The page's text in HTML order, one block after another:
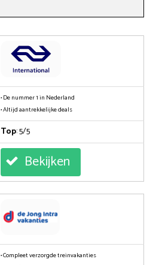
• De nummer 1 in Nederland
• Altijd aantrekkelijke deals
Top: 5/5
Bekijken
• Compleet verzorgde treinvakanties